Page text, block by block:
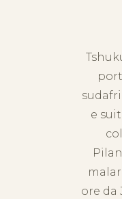
e
ore da